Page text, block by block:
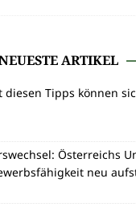
ARTIKEL
Tipps können
Österreichs
neu